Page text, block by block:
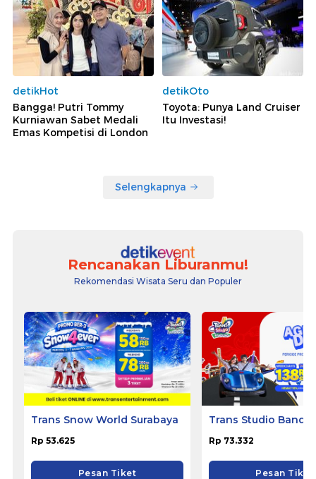
detikHot
Bangga! Putri Tommy
Kurniawan Sabet Medali
Emas Kompetisi di London
detikOto
Toyota: Punya Land Cruiser
Itu Investasi!
Selengkapnya
Rencanakan Liburanmu!
Rekomendasi Wisata Seru dan Populer
Trans Snow World Surabaya
Rp 53.625
Pesan Tiket
Trans Studio
Rp 73.332
Pesan Tiket